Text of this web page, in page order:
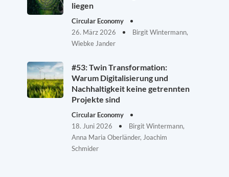
liegen
Circular Economy
26. März 2026
Birgit Wintermann,
Wiebke Jander
#53: Twin Transformation:
Warum Digitalisierung und
Nachhaltigkeit keine getrennten
Projekte sind
Circular Economy
18. Juni 2026
Birgit Wintermann,
Anna Maria Oberländer, Joachim
Schmider